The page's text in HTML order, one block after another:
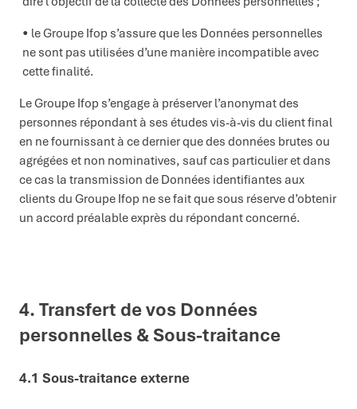
le Groupe Ifop s’assure que les Données personnelles
ne sont pas utilisées d’une manière incompatible avec
cette finalité.
Le Groupe Ifop s’engage à préserver l’anonymat des
personnes répondant à ses études vis-à-vis du client final
en ne fournissant à ce dernier que des données brutes ou
agrégées et non nominatives, sauf cas particulier et dans
ce cas la transmission de Données identifiantes aux
clients du Groupe Ifop ne se fait que sous réserve d’obtenir
un accord préalable exprès du répondant concerné.
4. Transfert devos Données
personnelles& Sous-traitance
4.1 Sous-traitance externe